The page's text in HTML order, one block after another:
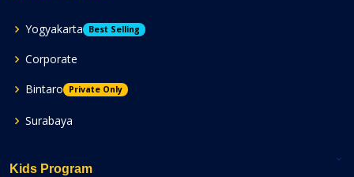
Yogyakarta Best Selling
Corporate
Bintaro
Private Only
Surabaya
Kids Program